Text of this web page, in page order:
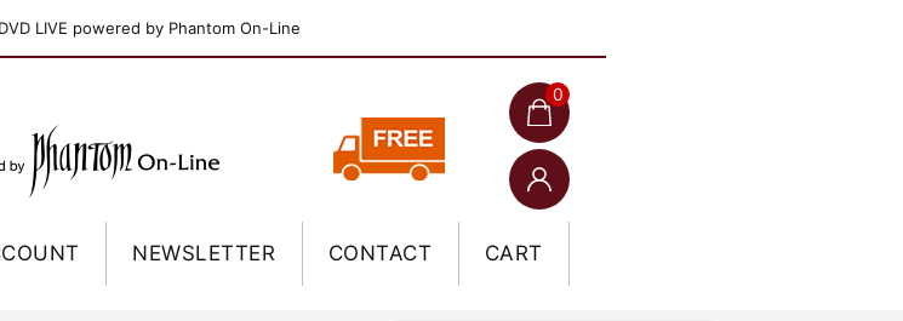
LIVE powered by Phantom On-Line
0
NEWSLETTER CONTACT CART
ロラド州 2公演 SBD 完全収録！